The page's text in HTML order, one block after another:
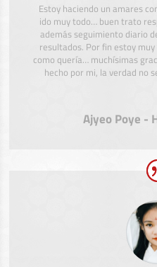
Estoy haciendo un amares
ido muy todo… buen trato
además seguimiento diario
resultados. Por fin estoy
como quería… muchísimas
hecho por mi, la verdad no
Ajyeo Poye -